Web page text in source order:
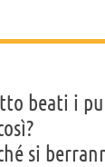
beati i
si